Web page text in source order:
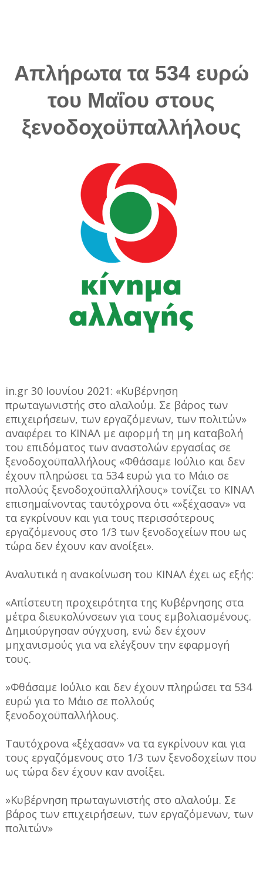
Απλήρωτα τα 534 ευρώ
του Μαΐου στους
ξενοδοχοϋπαλλήλους
in.gr 30 Ιουνίου 2021: «Κυβέρνηση
πρωταγωνιστής στο αλαλούμ. Σε βάρος των
επιχειρήσεων, των εργαζόμενων, των πολιτών»
αναφέρει το ΚΙΝΑΛ με αφορμή τη μη καταβολή
του επιδόματος των αναστολών εργασίας σε
ξενοδοχοϋπαλλήλους «Φθάσαμε Ιούλιο και δεν
έχουν πληρώσει τα 534 ευρώ για το Μάιο σε
πολλούς ξενοδοχοϋπαλλήλους» τονίζει το ΚΙΝΑΛ
επισημαίνοντας ταυτόχρονα ότι «»ξέχασαν» να
τα εγκρίνουν και για τους περισσότερους
εργαζόμενους στο 1/3 των ξενοδοχείων που ως
τώρα δεν έχουν καν ανοίξει».
Αναλυτικά η ανακοίνωση του ΚΙΝΑΛ έχει ως εξής:
«Απίστευτη προχειρότητα της Κυβέρνησης στα
μέτρα διευκολύνσεων για τους εμβολιασμένους.
Δημιούργησαν σύγχυση, ενώ δεν έχουν
μηχανισμούς για να ελέγξουν την εφαρμογή
τους.
»Φθάσαμε Ιούλιο και δεν έχουν πληρώσει τα 534
ευρώ για το Μάιο σε πολλούς
ξενοδοχοϋπαλλήλους.
Ταυτόχρονα «ξέχασαν» να τα εγκρίνουν και για
τους εργαζόμενους στο 1/3 των ξενοδοχείων που
ως τώρα δεν έχουν καν ανοίξει.
»Κυβέρνηση πρωταγωνιστής στο αλαλούμ. Σε
βάρος των επιχειρήσεων, των εργαζόμενων, των
πολιτών»